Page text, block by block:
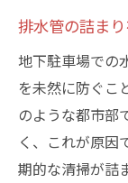
排水管の詰ま
地下駐車場での
を未然に防ぐこ
のような都市部
く、これが原因
期的な清掃が詰